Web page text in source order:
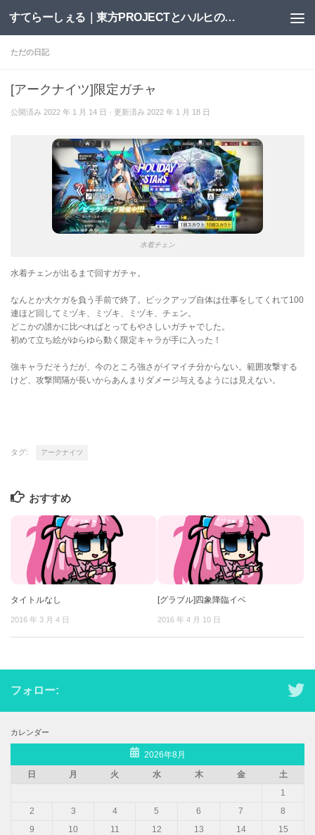
コンテンツへスキップ すてらーしぇる｜東方PROJECTとハルヒの二次創作サイト
ただの日記
[アークナイツ]限定ガチャ
公開済み 2022 年 1 月 14 日 · 更新済み 2022 年 1 月 18 日
水着チェン
水着チェンが出るまで回すガチャ。
なんとか大ケガを負う手前で終了。ピックアップ自体は仕事をしてくれて100
連ほど回してミヅキ、ミヅキ、ミヅキ、チェン。
どこかの誰かに比べればとってもやさしいガチャでした。
初めて立ち絵がゆらゆら動く限定キャラが手に入った！
強キャラだそうだが、今のところ強さがイマイチ分からない。範囲攻撃する
けど、攻撃間隔が長いからあんまりダメージ与えるようには見えない。
タグ: アークナイツ
おすすめ
タイトルなし
2016 年 3 月 4 日
[グラブル]四象降臨イベ
2016 年 4 月 10 日
フォロー:
カレンダー
2026年8月
日
月 火 水 木 金
土
1
2
3 4 5 6 7
8
9
10 11 12 13 14
15